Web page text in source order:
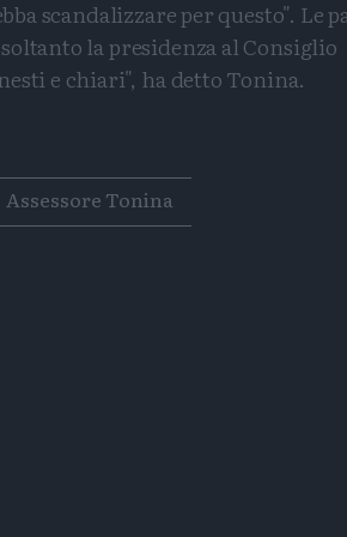
scandalizzare per questo". Le
la presidenza al Consiglio
e chiari", ha detto Tonina.
Assessore Tonina